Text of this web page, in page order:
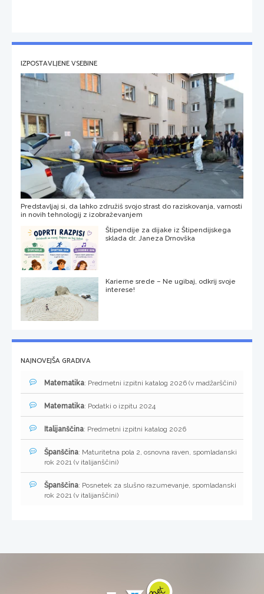
IZPOSTAVLJENE VSEBINE
Predstavljaj si, da lahko združiš svojo strast do raziskovanja, varnosti
in novih tehnologij z izobraževanjem
Štipendije za dijake iz Štipendijskega
sklada dr. Janeza Drnovška
Karierne srede – Ne ugibaj, odkrij svoje
interese!
NAJNOVEJŠA GRADIVA
Matematika: Predmetni izpitni katalog 2026 (v madžarščini)
Matematika: Podatki o izpitu 2024
Italijanščina: Predmetni izpitni katalog 2026
Španščina: Maturitetna pola 2, osnovna raven, spomladanski
rok 2021 (v italijanščini)
Španščina: Posnetek za slušno razumevanje, spomladanski
rok 2021 (v italijanščini)